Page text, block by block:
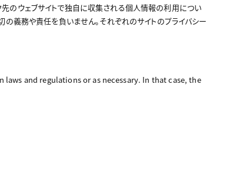
のウェブサイトで独自に収集される個人情報の利用につい
の義務や責任を負いません。それぞれのサイトのプライバシー
and regulations or as necessary. In that case, the